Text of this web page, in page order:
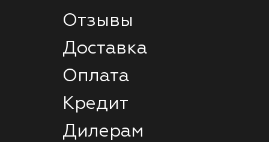
Отзывы
Доставка
Оплата
Кредит
Дилерам